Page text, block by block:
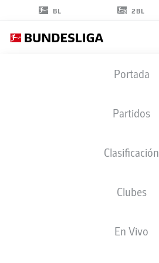
BL 2BL
Portada
Partidos
Clasificación
Clubes
En Vivo